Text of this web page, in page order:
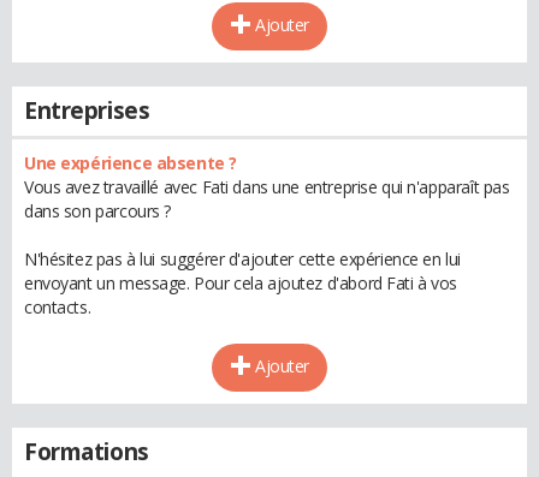
Ajouter
Entreprises
Une expérience absente ?
Vous avez travaillé avec Fati dans une entreprise qui n'apparaît pas
dans son parcours ?
N'hésitez pas à lui suggérer d'ajouter cette expérience en lui
envoyant un message. Pour cela ajoutez d'abord Fati à vos
contacts.
Ajouter
Formations